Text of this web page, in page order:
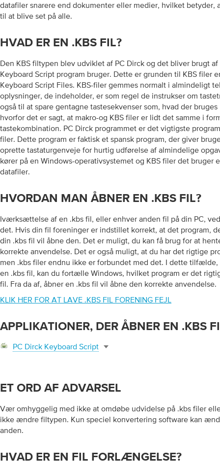
datafiler snarere end dokumenter eller medier, hvilket betyder,
til at blive set på alle.
HVAD ER EN .KBS FIL?
Den KBS filtypen blev udviklet af PC Dirck og det bliver brugt
Keyboard Script program bruger. Dette er grunden til KBS filer
Keyboard Script Files. KBS-filer gemmes normalt i almindeligt
oplysninger, de indeholder, er som regel de instrukser om
også til at spare gentagne tastesekvenser som, hvad der
hvorfor det er sagt, at makro-og KBS filer er lidt det samme i
tastekombination. PC Dirck programmet er det vigtigste
filer. Dette program er faktisk et spansk program, der giver
oprette tastaturgenveje for hurtig udførelse af almindelige
kører på en Windows-operativsystemet og KBS filer det bruger
datafiler.
HVORDAN MAN ÅBNER EN .KBS FIL?
Iværksættelse af en .kbs fil, eller enhver anden fil på din PC,
det. Hvis din fil foreninger er indstillet korrekt, at det program,
din .kbs fil vil åbne den. Det er muligt, du kan få brug for at
korrekte anvendelse. Det er også muligt, at du har det rigtige
men .kbs filer endnu ikke er forbundet med det. I dette tilfælde,
en .kbs fil, kan du fortælle Windows, hvilket program er det
fil. Fra da af, åbner en .kbs fil vil åbne den korrekte anvendelse.
KLIK HER FOR AT LAVE .KBS FIL FORENING FEJL
APPLIKATIONER, DER ÅBNER EN .KBS
PC Dirck Keyboard Script
ET ORD AF ADVARSEL
Vær omhyggelig med ikke at omdøbe udvidelse på .kbs filer
ikke ændre filtypen. Kun speciel konvertering software kan
anden.
HVAD ER EN FIL FORLÆNGELSE?